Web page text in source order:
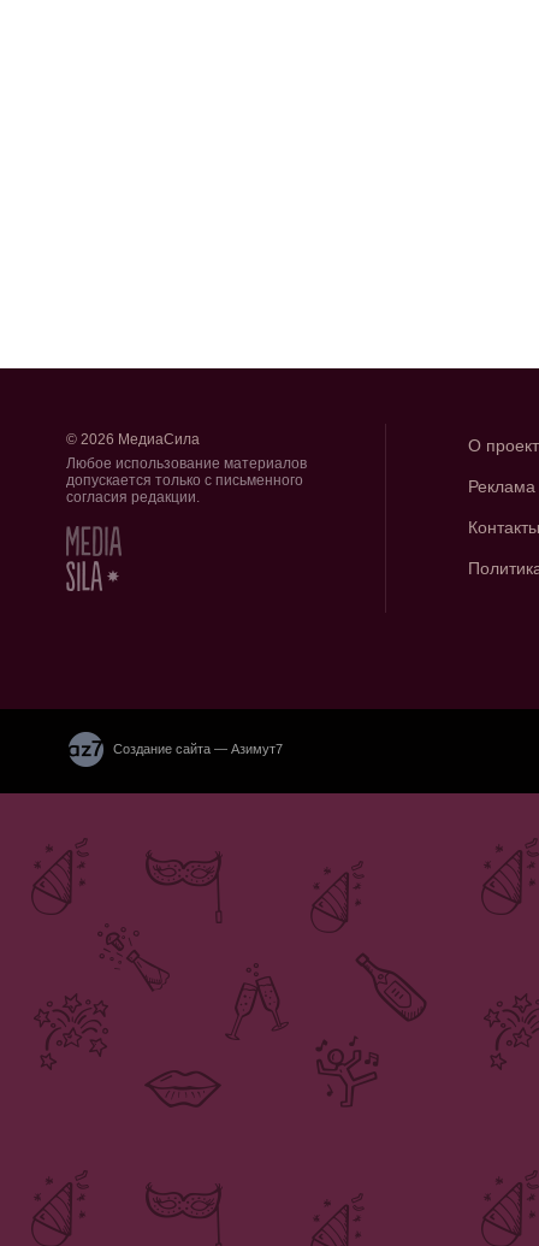
© 2026 МедиаСила
Любое использование материалов
допускается только с письменного
согласия редакции.
О
Реклама
Контакты
Создание сайта — Азимут7